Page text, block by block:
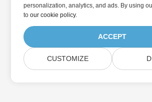
personalization, analytics, and ads. By using
toour cookie policy.
ACCEPT
CUSTOMIZE